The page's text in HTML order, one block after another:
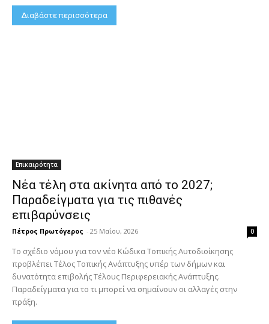
Διαβάστε περισσότερα
Επικαιρότητα
Νέα τέλη στα ακίνητα από το 2027;
Παραδείγματα για τις πιθανές
επιβαρύνσεις
Πέτρος Πρωτόγερος - 25 Μαΐου, 2026 0
Το σχέδιο νόμου για τον νέο Κώδικα Τοπικής Αυτοδιοίκησης
προβλέπει Τέλος Τοπικής Ανάπτυξης υπέρ των δήμων και
δυνατότητα επιβολής Τέλους Περιφερειακής Ανάπτυξης.
Παραδείγματα για το τι μπορεί να σημαίνουν οι αλλαγές στην
πράξη.